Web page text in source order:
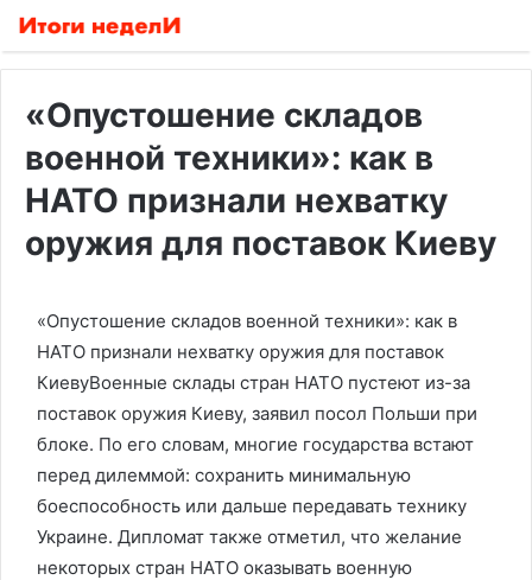
«Опустошение складов
военной техники»: как в
НАТО признали нехватку
оружия для поставок Киеву
«Опустошение складов военной техники»: как в
НАТО признали нехватку оружия для поставок
КиевуВоенные склады стран НАТО пустеют из-за
поставок оружия Киеву, заявил посол Польши при
блоке. По его словам, многие государства встают
перед дилеммой: сохранить минимальную
боеспособность или дальше передавать технику
Украине. Дипломат также отметил, что желание
некоторых стран НАТО оказывать военную